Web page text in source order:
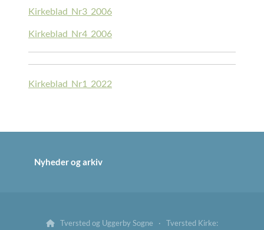
Kirkeblad_Nr3_2006
Kirkeblad_Nr4_2006
Kirkeblad_Nr1_2022
Nyheder og arkiv

Tversted og Uggerby Sogne · Tversted Kirke: